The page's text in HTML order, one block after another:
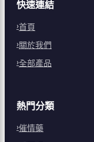
快速連結
首頁
關於我們
全部產品
熱門分類
催情藥